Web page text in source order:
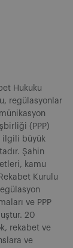
Hukuku
regülasyonlar
(PPP)
ilgili büyük
Şahin
kamu
Kurulu
ve PPP
20
rekabet ve
ve